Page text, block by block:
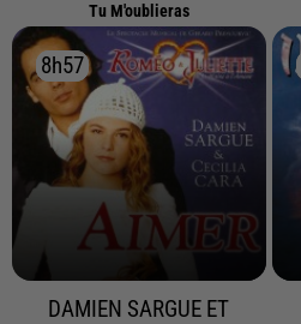
Tu M'oublieras
8h57
8h57
DAMIEN SARGUE ET